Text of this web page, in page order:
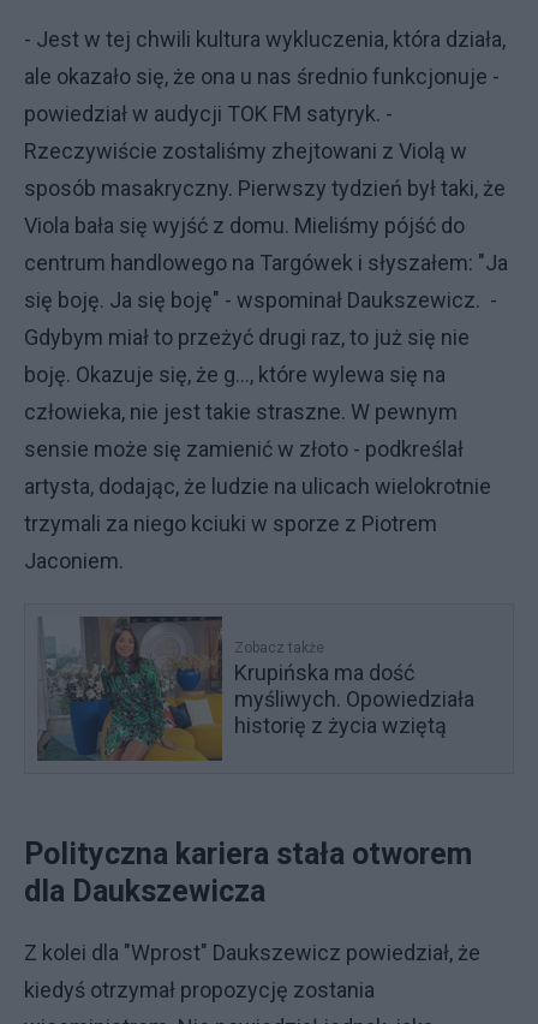
- Jest w tej chwili kultura wykluczenia, która działa,
ale okazało się, że ona u nas średnio funkcjonuje -
powiedział w audycji TOK FM satyryk. -
Rzeczywiście zostaliśmy zhejtowani z Violą w
sposób masakryczny. Pierwszy tydzień był taki, że
Viola bała się wyjść z domu. Mieliśmy pójść do
centrum handlowego na Targówek i słyszałem: "Ja
się boję. Ja się boję" - wspominał Daukszewicz. -
Gdybym miał to przeżyć drugi raz, to już się nie
boję. Okazuje się, że g..., które wylewa się na
człowieka, nie jest takie straszne. W pewnym
sensie może się zamienić w złoto - podkreślał
artysta, dodając, że ludzie na ulicach wielokrotnie
trzymali za niego kciuki w sporze z Piotrem
Jaconiem.
Zobacz także
Krupińska ma dość
myśliwych. Opowiedziała
historię z życia wziętą
Polityczna kariera stała otworem
dla Daukszewicza
Z kolei dla "Wprost" Daukszewicz powiedział, że
kiedyś otrzymał propozycję zostania